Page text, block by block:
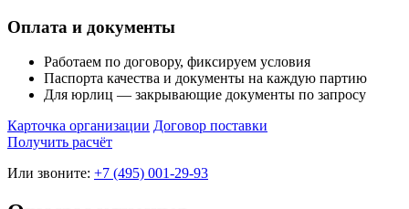
Оплата и документы
Работаем по договору, фиксируем условия
Паспорта качества и документы на каждую партию
Для юрлиц — закрывающие документы по запросу
Карточка организации Договор поставки
Получить расчёт
Или звоните: +7 (495) 001-29-93